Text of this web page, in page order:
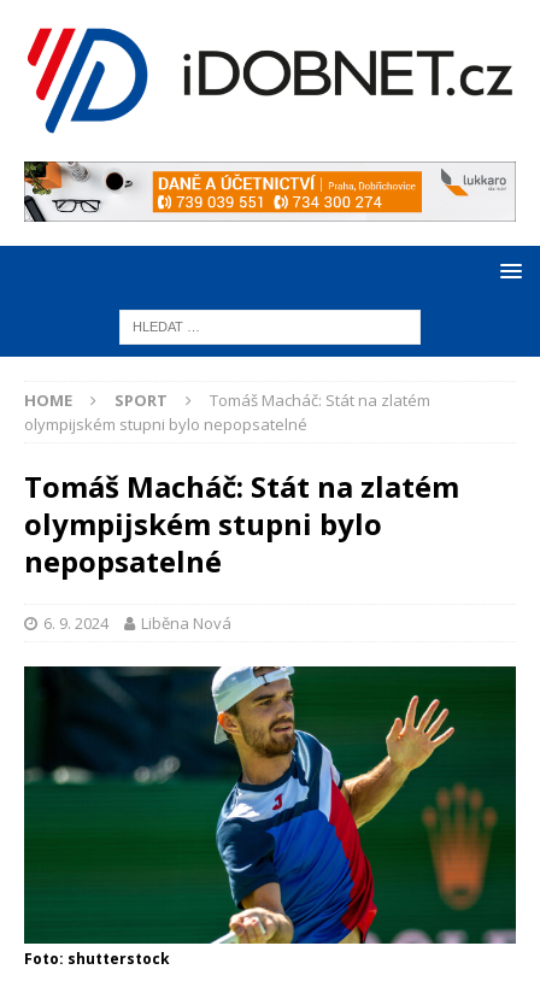
HOME SPORT
Tomáš Macháč: Stát na zlatém
olympijském stupni bylo nepopsatelné
Tomáš Macháč: Stát na zlatém
olympijském stupni bylo
nepopsatelné
6. 9. 2024 Liběna Nová
Foto: shutterstock